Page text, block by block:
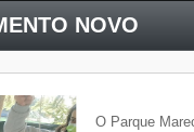
NOVO
O Parque